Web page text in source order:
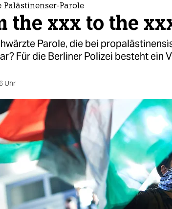
Palästinenser-Parole
the xxx to the
Parole, die bei
Für die Berliner Polizei besteht ein
Uhr